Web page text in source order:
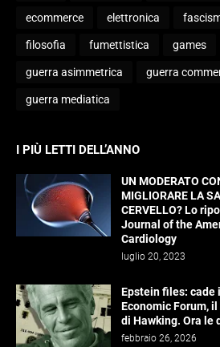
ecommerce elettronica
filosofia fumettistica games
guerra asimmetrica guerra
guerra mediatica
I PIÙ LETTI DELL’ANNO
UN MODERATO
MIGLIORARE LA
CERVELLO? Lo
Journal of the
Cardiology
luglio 20, 2023
Epstein files: cade
Economic Forum, il
di Hawking. Ora le
febbraio 26, 2026